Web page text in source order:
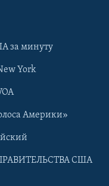
за минуту
York
Америки»
США